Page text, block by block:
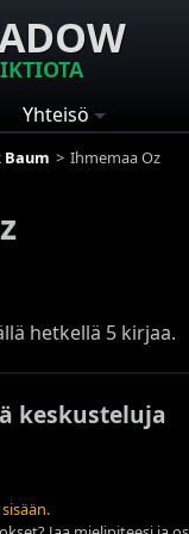
Yhteisö
Baum Ihmemaa Oz
hetkellä 5 kirjaa.
keskusteluja